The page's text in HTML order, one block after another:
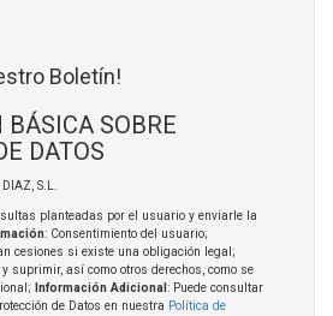
Boletín!
SOBRE
DATOS
S.L.
planteadas por el usuario y enviarle la
: Consentimiento del usuario;
cesiones si existe una obligación legal;
suprimir, así como otros derechos, como se
Información Adicional : Puede consultar
de Datos en nuestra Política de